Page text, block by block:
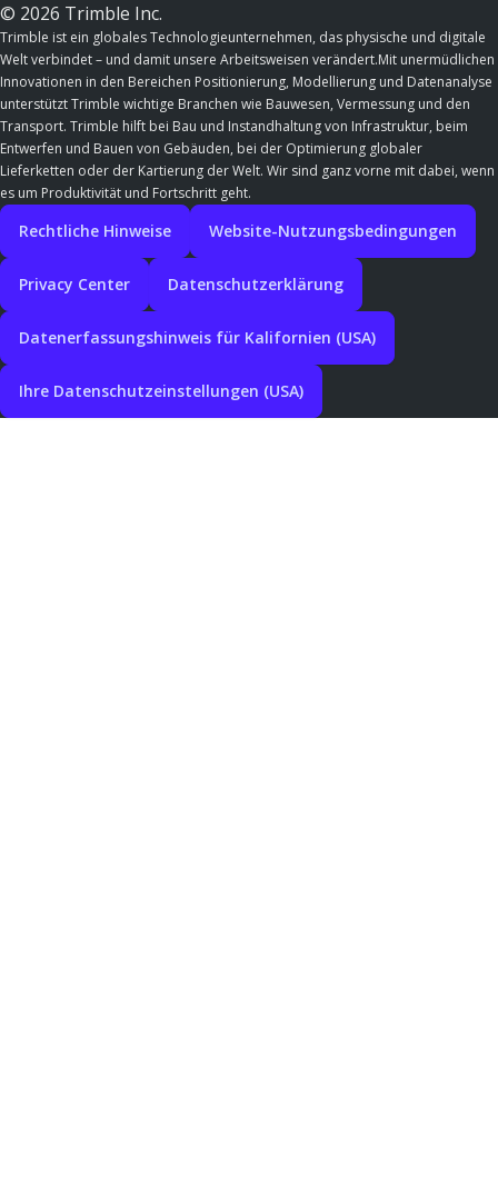
© 2026 Trimble Inc.
Trimble ist ein globales Technologieunternehmen, das physische und digitale
Welt verbindet – und damit unsere Arbeitsweisen verändert.Mit unermüdlichen
Innovationen in den Bereichen Positionierung, Modellierung und Datenanalyse
unterstützt Trimble wichtige Branchen wie Bauwesen, Vermessung und den
Transport. Trimble hilft bei Bau und Instandhaltung von Infrastruktur, beim
Entwerfen und Bauen von Gebäuden, bei der Optimierung globaler
Lieferketten oder der Kartierung der Welt. Wir sind ganz vorne mit dabei, wenn
es um Produktivität und Fortschritt geht.
Rechtliche Hinweise Website-Nutzungsbedingungen
Privacy Center Datenschutzerklärung
Datenerfassungshinweis für Kalifornien (USA)
Ihre Datenschutzeinstellungen (USA)